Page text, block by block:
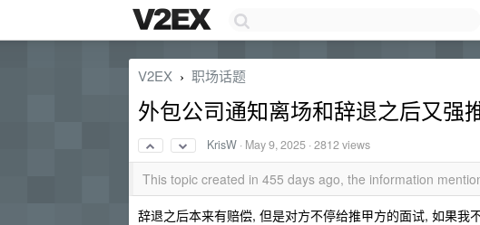
V2EX › 职场话题
外包公司通知离场和辞退之后又强
KrisW · May 9, 2025 · 2812 views
This topic created in 455 days ago, the information
辞退之后本来有赔偿, 但是对方不停给推甲方的面试, 如果我